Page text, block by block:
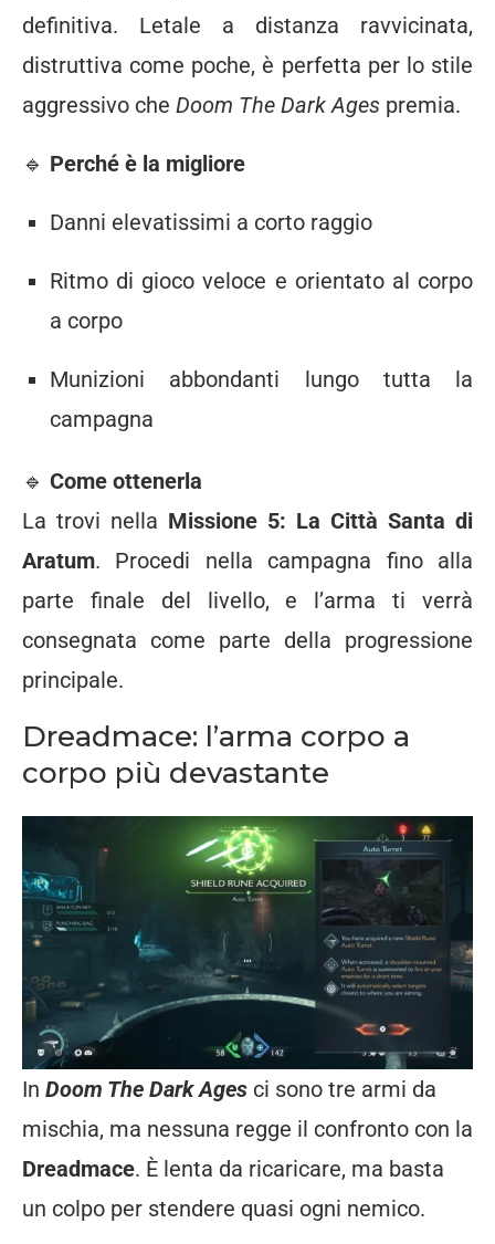
definitiva. Letale a distanza ravvicinata,
distruttiva come poche, è perfetta per lo stile
aggressivo che Doom The DarkAges premia.
🔹 Perché è la migliore
Danni elevatissimi a corto raggio
Ritmo di giocoveloce e orientato al corpo
a corpo
Munizioni abbondanti lungo tutta la
campagna
🔹 Come ottenerla
La trovi nella Missione 5: La Città Santa di
Aratum. Procedi nella campagna fino alla
parte finale del livello, e l’armativerrà
consegnata come parte della progressione
principale.
Dreadmace: l’arma corpo a
corpo più devastante
In Doom The DarkAges ci sono tre armi da
mischia, ma nessuna regge il confronto con la
Dreadmace. È lenta da ricaricare, ma basta
un colpo per stendere quasi ogni nemico.